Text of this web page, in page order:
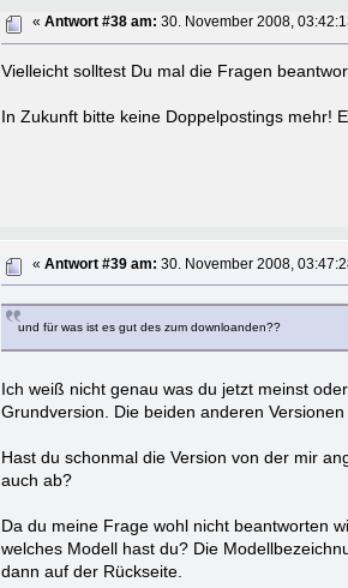
«Antwort #38 am: 30. November 2008,
Vielleicht solltest Du mal die Fragen
In Zukunft bitte keine Doppelpostings mehr!
«Antwort #39 am: 30. November 2008,
und für was ist es gut des zum downloanden??
Ich weiß nicht genau was du jetzt meinst
Grundversion. Die beiden anderen
Hast du schonmal die Version von der mir
auch ab?
Da du meine Frage wohl nicht beantworten
welches Modell hast du? Die
dann auf der Rückseite.